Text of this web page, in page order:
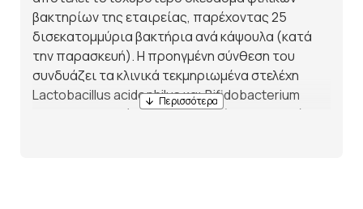
βακτηρίων της εταιρείας, παρέχοντας 25
δισεκατομμύρια βακτήρια ανά κάψουλα (κατά
την παρασκευή). Η προηγμένη σύνθεση του
συνδυάζει τα κλινικά τεκμηριωμένα στελέχη
Lactobacillus acidophilus και Bifidobacterium
bifidum, τα οποία χρησιμοποιούνται σε μεγάλο